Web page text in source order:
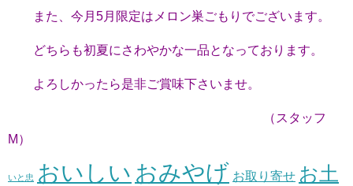
また、今月5月限定はメロン巣ごもりでございます。
どちらも初夏にさわやかな一品となっております。
よろしかったら是非ご賞味下さいませ。
（スタッフ
M）
いと忠 おいしい おみやげ お取り寄せ お土